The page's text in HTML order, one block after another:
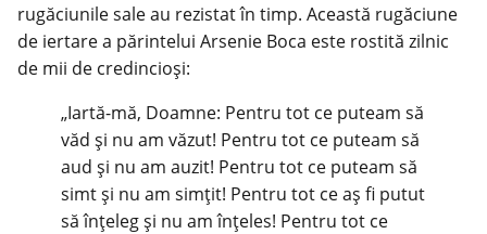
rugăciunile sale au rezistat în timp. Această rugăciune
de iertare a părintelui Arsenie Boca este rostită zilnic
de mii de credincioși:
„Iartă-mă, Doamne: Pentru tot ce puteam să
văd și nu am văzut! Pentru tot ce puteam să
aud și nu am auzit! Pentru tot ce puteam să
simt și nu am simțit! Pentru tot ce aș fi putut
să înțeleg și nu am înțeles! Pentru tot ce